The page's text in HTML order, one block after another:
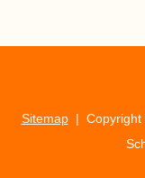
Sitemap| Copyright